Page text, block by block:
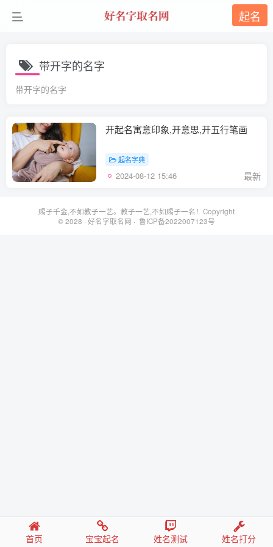
起名
带开字的名字
带开字的名字
开起名寓意印象,开意思,开五行笔画
起名字典
2024-08-12 15:46 最新
赐子千金,不如教子一艺。教子一艺,不如赐子一名！Copyright
© 2028 · 好名字取名网 · 鲁ICP备2022007123号
首页 宝宝起名 姓名测试 姓名打分